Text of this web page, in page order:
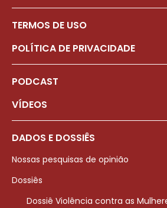
TERMOS DE USO
POLÍTICA DE PRIVACIDADE
PODCAST
VÍDEOS
DADOS E DOSSIÊS
Nossas pesquisas de opinião
Dossiês
Dossiê Violência contra as